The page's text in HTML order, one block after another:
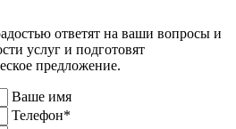
ответят на ваши вопросы и
услуг и подготовят
предложение.
Ваше имя
Телефон*